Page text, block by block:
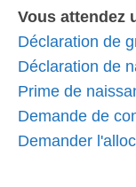
Vous attendez
Déclaration de
Déclaration de
Prime de
Demande de
Demander